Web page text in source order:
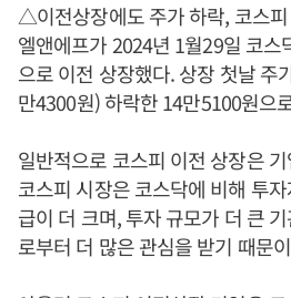
△이전상장에도 주가 하락, 코스
엘앤에프가 2024년 1월29일 코스
으로 이전 상장했다. 상장 첫날 주
만4300원) 하락한 14만5100원으
일반적으로 코스피 이전 상장은
코스피 시장은 코스닥에 비해 투
급이 더 크며, 투자 규모가 더 큰
로부터 더 많은 관심을 받기 때문